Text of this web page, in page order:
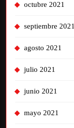
octubre 2021
septiembre 2021
agosto 2021
julio 2021
junio 2021
mayo 2021